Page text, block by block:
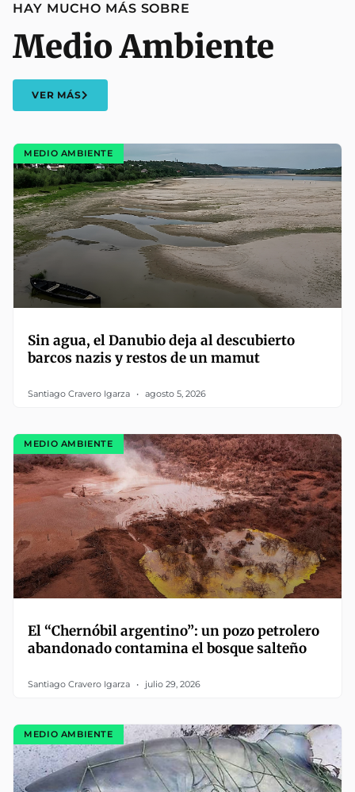
HAY MUCHO MÁS SOBRE
Medio Ambiente
VER MÁS
MEDIO AMBIENTE
Sin agua, el Danubio deja al descubierto
barcos nazis y restos de un mamut
Santiago Cravero Igarza agosto 5, 2026
MEDIO AMBIENTE
El “Chernóbil argentino”: un pozo petrolero
abandonado contamina el bosque salteño
Santiago Cravero Igarza julio 29, 2026
MEDIO AMBIENTE